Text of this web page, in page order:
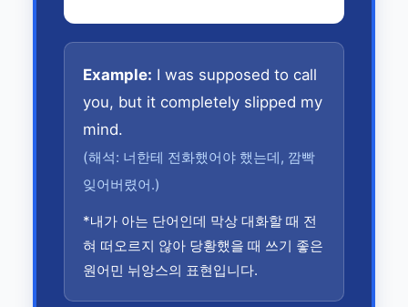
Example: I was supposed to call
you, but it completely slipped my
mind.
(해석: 너한테 전화했어야 했는데, 깜빡
잊어버렸어.)
*내가 아는 단어인데 막상 대화할 때 전
혀 떠오르지 않아 당황했을 때 쓰기 좋은
원어민 뉘앙스의 표현입니다.